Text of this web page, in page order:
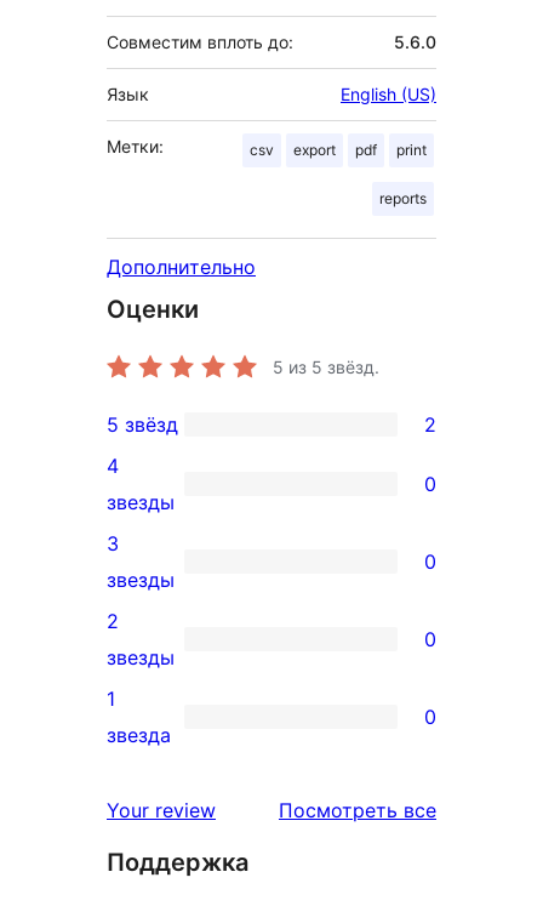
Совместим вплоть до: 5.6.0
Язык English (US)
Метки: csv export pdf print
reports
Дополнительно
Оценки
5 из 5 звёзд.
2
5-
звездный
отзыв
5 звёзд 2
0
4-
звездный
отзыв
4
звезды
0
0
3-
звездный
отзыв
3
звезды
0
0
2-
звездный
2
звезды
0
0
звездный
1
звезда
0
Your review Посмотреть всеотзывы
Поддержка